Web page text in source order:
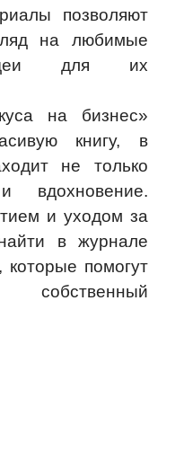
позволяют
на любимые
для их
на бизнес»
книгу, в
не только
и уходом за
в журнале
помогут